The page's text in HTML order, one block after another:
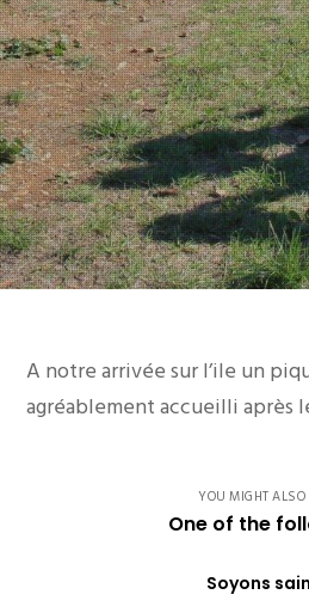
A notre arrivée sur l’ile un
agréablement accueilli après
YOU MIGHT ALSO
One of the
Soyons